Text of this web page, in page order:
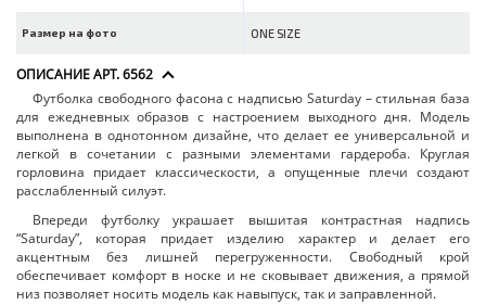
Размер на фото ONE SIZE
ОПИСАНИЕ АРТ. 6562
Футболка свободного фасона с надписью Saturday – стильная база
для ежедневных образов с настроением выходного дня. Модель
выполнена в однотонном дизайне, что делает ее универсальной и
легкой в сочетании с разными элементами гардероба. Круглая
горловина придает классическости, а опущенные плечи создают
расслабленный силуэт.
Впереди футболку украшает вышитая контрастная надпись
“Saturday”, которая придает изделию характер и делает его
акцентным без лишней перегруженности. Свободный крой
обеспечивает комфорт в носке и не сковывает движения, а прямой
низ позволяет носить модель как навыпуск, так и заправленной.